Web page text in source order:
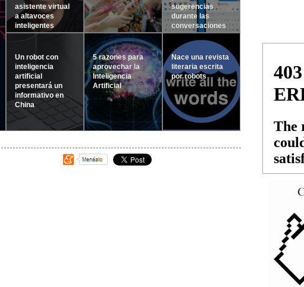
asistente virtual
a altavoces
inteligentes
Un robot con
inteligencia
artificial
presentará un
informativo en
China
5 razones para
aprovechar la
Inteligencia
Artificial
sugerencias
durante las
conversaciones
Nace una revista
literaria escrita
por robots